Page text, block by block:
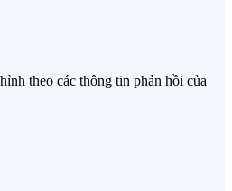
theo các thông tin phản hồi của